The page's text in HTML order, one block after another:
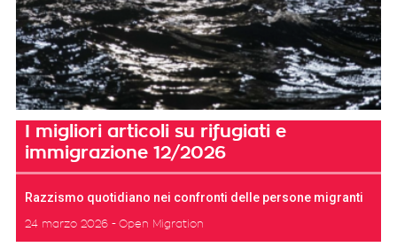
I migliori articoli su rifugiati e
immigrazione 12/2026
Razzismo quotidiano nei confronti delle persone migranti
24 marzo 2026 Open Migration